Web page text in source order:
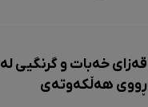
قەزای خەبات و گرنگیی لە
ڕووی هەڵکەوتەی